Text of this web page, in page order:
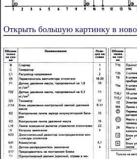
Открыть большую картинку в